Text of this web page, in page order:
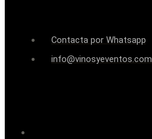
Contacta por Whatsapp
info@vinosyeventos.com